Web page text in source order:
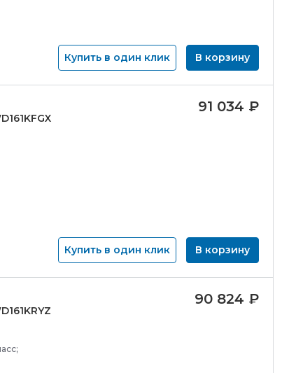
Купить в один клик В корзину
91 034 ₽
Купить в один клик В корзину
90 824 ₽